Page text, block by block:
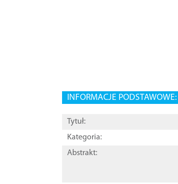
INFORMACJE PODSTAWOWE:
Tytuł:
Kategoria:
Abstrakt: